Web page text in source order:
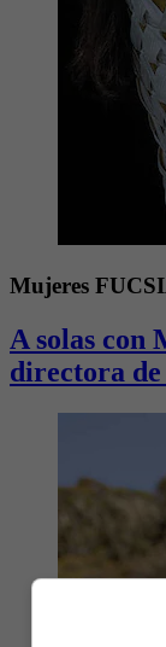
Mujeres
A solas con
directora